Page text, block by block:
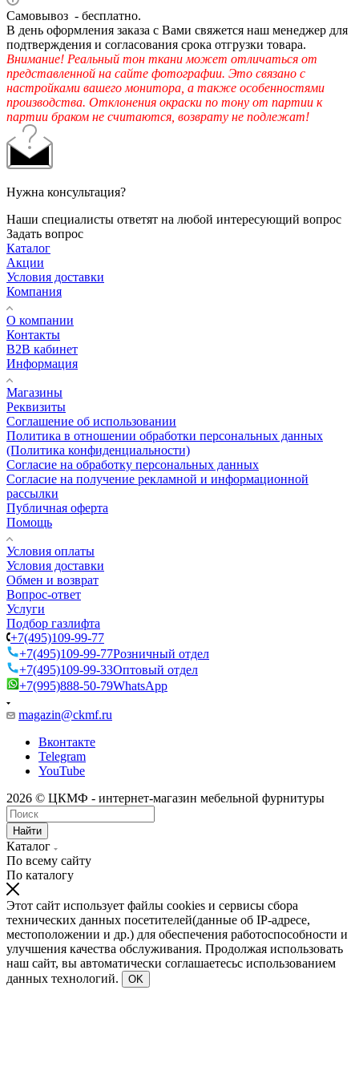
Самовывоз - бесплатно.
В день оформления заказа с Вами свяжется наш менеджер для
подтверждения и согласования срока отгрузки товара.
Внимание! Реальный тон ткани может отличаться от
представленной на сайте фотографии. Это связано с
настройками вашего монитора, а также особенностями
производства. Отклонения окраски по тону от партии к
партии браком не считаются, возврату не подлежат!
Нужна консультация?
Наши специалисты ответят на любой интересующий вопрос
Задать вопрос
Каталог
Акции
Условия доставки
Компания
О компании
Контакты
B2B кабинет
Информация
Магазины
Реквизиты
Соглашение об использовании
Политика в отношении обработки персональных данных
(Политика конфиденциальности)
Согласие на обработку персональных данных
Согласие на получение рекламной и информационной
рассылки
Публичная оферта
Помощь
Условия оплаты
Условия доставки
Обмен и возврат
Вопрос-ответ
Услуги
Подбор газлифта
+7(495)109-99-77
+7(495)109-99-77Розничный отдел
+7(495)109-99-33Оптовый отдел
+7(995)888-50-79WhatsApp
magazin@ckmf.ru
Вконтакте
Telegram
YouTube
2026 © ЦКМФ - интернет-магазин мебельной фурнитуры
Найти
Каталог
По всему сайту
По каталогу
Этот сайт использует файлы cookies и сервисы сбора
технических данных посетителей(данные об IP-адресе,
местоположении и др.) для обеспечения работоспособности и
улучшения качества обслуживания. Продолжая использовать
наш сайт, вы автоматически соглашаетесьс использованием
данных технологий.
OK